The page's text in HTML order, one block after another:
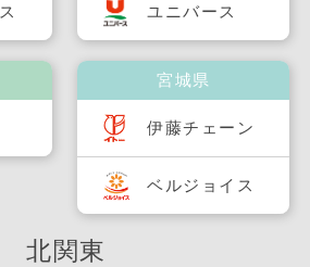
ユニバース
宮城県
伊藤チェーン
ベルジョイス
北関東